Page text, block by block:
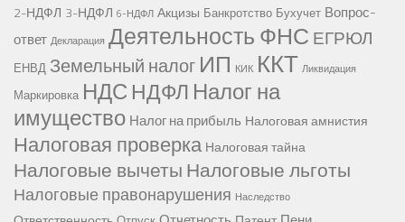
2-НДФЛ 3-НДФЛ 6-НДФЛ Акцизы Банкротство Бухучет Вопрос-
ответ Декларация Деятельность ФНС ЕГРЮЛ
ЕНВД Земельный налог ИП КИК ККТ Ликвидация
Маркировка НДС НДФЛ Налог на
имущество Налог на прибыль Налоговая амнистия
Налоговая проверка Налоговая тайна
Налоговые вычетыНалоговые льготы
Налоговые правонарушения Наследство